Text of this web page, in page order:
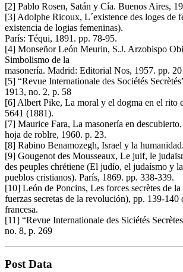
[2] Pablo Rosen, Satán y Cía. Buenos Aires,
[3] Adolphe Ricoux, L´existence des loges de
existencia de logias femeninas).
París: Téqui, 1891. pp. 78-95.
[4] Monseñor León Meurin, S.J. Arzobispo
Simbolismo de la
masonería. Madrid: Editorial Nos, 1957. pp.
[5] “Revue Internationale des Sociétés
1913, no. 2, p. 58
[6] Albert Pike, La moral y el dogma en el rito
5641 (1881).
[7] Maurice Fara, La masonería en
hoja de roblre, 1960. p. 23.
[8] Rabino Benamozegh, Israel y la
[9] Gougenot des Mousseaux, Le juif, le
des peuples chrétiene (El judío, el judaísmo y
pueblos cristianos). París, 1869. pp. 338-339.
[10] León de Poncins, Les forces secrètes de
fuerzas secretas de la revolución), pp. 139-140
francesa.
[11] “Revue Internationale des Siciétés
no. 8, p. 269
Post Data